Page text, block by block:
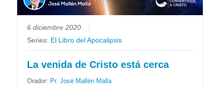
6 diciembre 2020
Series: El Libro del Apocalipsis
La venida de Cristo está cerca
Orador: Pr. José Mallén Malla